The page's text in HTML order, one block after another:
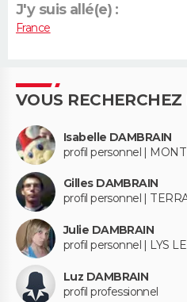
J'y suis allé(e) :
France
VOUS
Isabelle DAMBRAIN
profil personnel |
Gilles DAMBRAIN
profil personnel |
Julie DAMBRAIN
profil personnel | LYS
Luz DAMBRAIN
profil professionnel